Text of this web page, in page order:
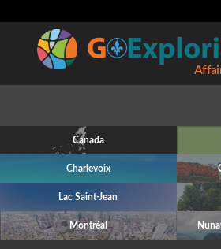
Canada
Charlevoix
Lac Saint-Jean
Montréal